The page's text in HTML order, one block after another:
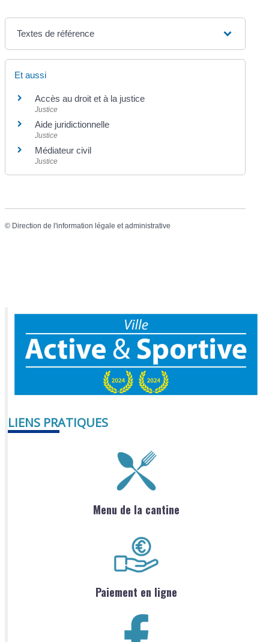
Textes de référence
Et aussi
Accès au droit et à la justice
Justice
Aide juridictionnelle
Justice
Médiateur civil
Justice
© Direction de l'information légale et administrative
LIENS PRATIQUES
Menu de la cantine
Paiement en ligne